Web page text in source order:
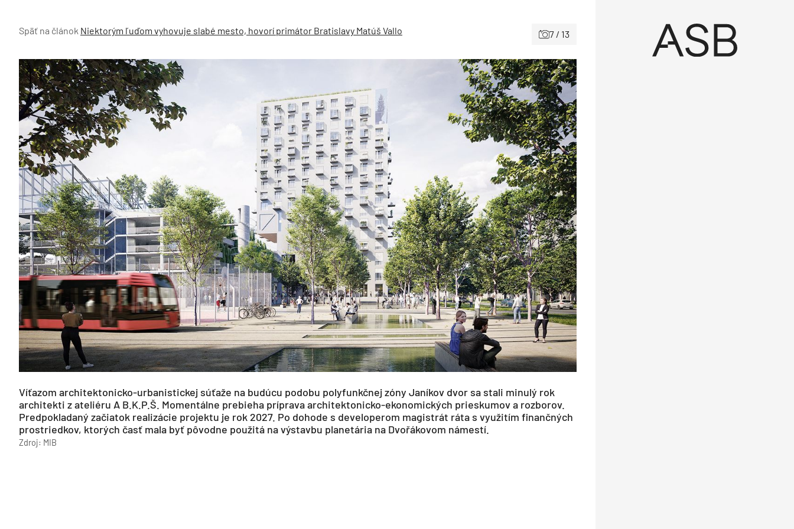
Späť na článok Niektorým ľuďom vyhovuje slabé mesto, hovorí primátor Bratislavy Matúš Vallo 7 / 13
Víťazom architektonicko-urbanistickej súťaže na budúcu podobu polyfunkčnej zóny Janíkov dvor sa stali minulý rok
architekti z ateliéru A B.K.P.Š. Momentálne prebieha príprava architektonicko-ekonomických prieskumov a rozborov.
Predpokladaný začiatok realizácie projektu je rok 2027. Po dohode s developerom magistrát ráta s využitím finančných
prostriedkov, ktorých časť mala byť pôvodne použitá na výstavbu planetária na Dvořákovom námestí.
Zdroj: MIB